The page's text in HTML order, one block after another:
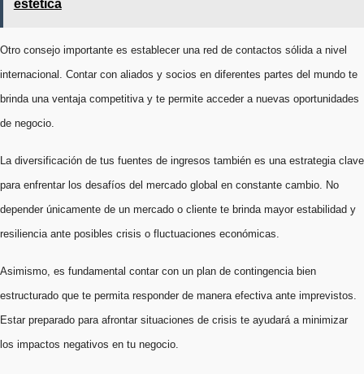
estética
Otro consejo importante es establecer una red de contactos sólida a nivel
internacional. Contar con aliados y socios en diferentes partes del mundo te
brinda una ventaja competitiva y te permite acceder a nuevas oportunidades
de negocio.
La diversificación de tus fuentes de ingresos también es una estrategia clave
para enfrentar los desafíos del mercado global en constante cambio. No
depender únicamente de un mercado o cliente te brinda mayor estabilidad y
resiliencia ante posibles crisis o fluctuaciones económicas.
Asimismo, es fundamental contar con un plan de contingencia bien
estructurado que te permita responder de manera efectiva ante imprevistos.
Estar preparado para afrontar situaciones de crisis te ayudará a minimizar
los impactos negativos en tu negocio.